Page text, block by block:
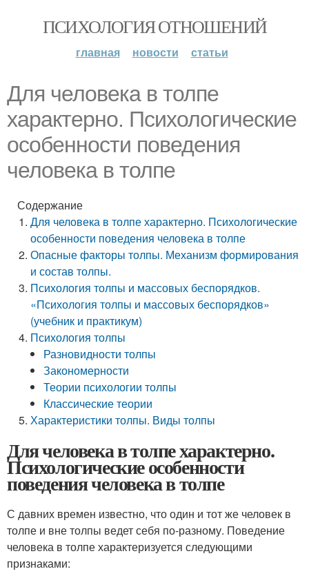
ПСИХОЛОГИЯ ОТНОШЕНИЙ
главная новости статьи
Для человека в толпе
характерно. Психологические
особенности поведения
человека в толпе
Содержание
Для человека в толпе характерно. Психологические
особенности поведения человека в толпе
Опасные факторы толпы. Механизм формирования
и состав толпы.
Психология толпы и массовых беспорядков.
«Психология толпы и массовых беспорядков»
(учебник и практикум)
Психология толпы
Разновидности толпы
Закономерности
Теории психологии толпы
Классические теории
Характеристики толпы. Виды толпы
Для человека в толпе характерно.
Психологические особенности
поведения человека в толпе
С давних времен известно, что один и тот же человек в
толпе и вне толпы ведет себя по-разному. Поведение
человека в толпе характеризуется следующими
признаками: